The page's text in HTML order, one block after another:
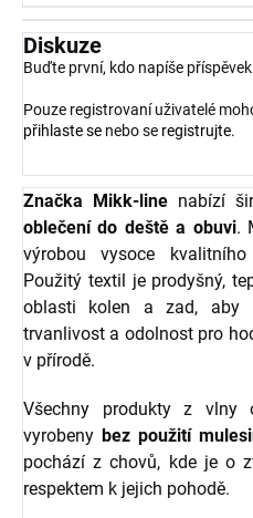
Diskuze
Buďte první, kdo napíše
Pouze registrovaní uživatelé
přihlaste se nebo se registrujte.
Značka Mikk-linenabízí
oblečení do deště a obuvi.
výrobou vysoce
Použitý textil je prodyšný,
oblasti kolen a zad, aby
trvanlivost a odolnost pro
v přírodě.
Všechny produkty z vlny
vyrobenybez použití
pochází z chovů, kde je o
respektem k jejich pohodě.